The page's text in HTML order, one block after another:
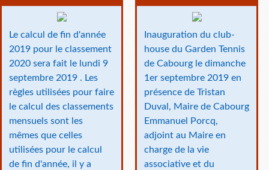
Le calcul de fin d'année
2019 pour le classement
2020 sera fait le lundi 9
septembre 2019 . Les
règles utilisées pour faire
le calcul des classements
mensuels sont les
mêmes que celles
utilisées pour le calcul
de fin d'année, il y a
Inauguration du club-
house du Garden Tennis
de Cabourg le dimanche
1er septembre 2019 en
présence de Tristan
Duval, Maire de Cabourg
Emmanuel Porcq,
adjoint au Maire en
charge de la vie
associative et du